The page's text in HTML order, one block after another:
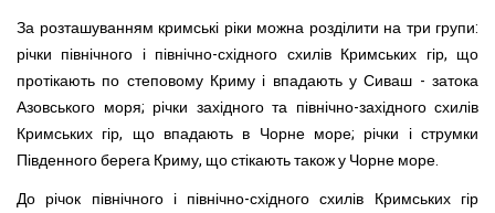
За розташуванням кримські ріки можна розділити на три групи:
річки північного і північно-східного схилів Кримських гір, що
протікають по степовому Криму і впадають у Сиваш - затока
Азовського моря; річки західного та північно-західного схилів
Кримських гір, що впадають в Чорне море; річки і струмки
Південного берега Криму, що стікають також у Чорне море.
До річок північного і північно-східного схилів Кримських гір